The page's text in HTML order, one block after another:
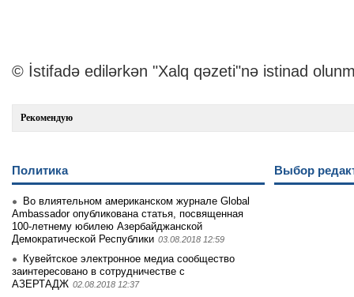
© İstifadə edilərkən "Xalq qəzeti"nə istinad
Рекомендую
Политика
Во влиятельном американском журнале Global
Ambassador опубликована статья, посвященная
100-летнему юбилею Азербайджанской
Демократической Республики 03.08.2018 12:59
Кувейтское электронное медиа сообщество
заинтеpесовано в сотрудничестве с
АЗЕРТАДЖ 02.08.2018 12:37
Выбор